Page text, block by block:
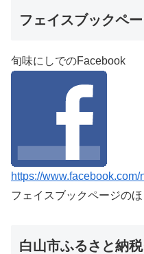
フェイスブックペ
旬味にしでのFacebook
https://
フェイスブックページの
白山市ふるさと納